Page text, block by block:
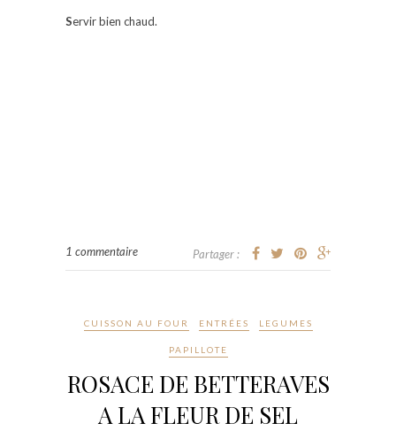
Servir bien chaud.
1 commentaire Partager :
CUISSON AU FOUR ENTRÉES LEGUMES
PAPILLOTE
ROSACE DE BETTERAVES
A LA FLEUR DE SEL